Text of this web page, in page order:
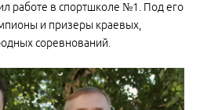
работе в спортшколе №1. Под его
и призеры краевых,
соревнований.